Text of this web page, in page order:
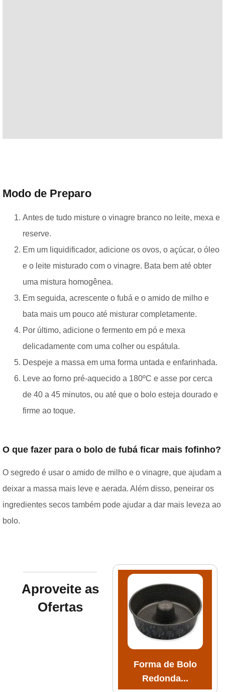
Modo de Preparo
Antes de tudo misture o vinagre branco no leite, mexa e
reserve.
Em um liquidificador, adicione os ovos, o açúcar, o óleo
e o leite misturado com o vinagre. Bata bem até obter
uma mistura homogênea.
Em seguida, acrescente o fubá e o amido de milho e
bata mais um pouco até misturar completamente.
Por último, adicione o fermento em pó e mexa
delicadamente com uma colher ou espátula.
Despeje a massa em uma forma untada e enfarinhada.
Leve ao forno pré-aquecido a 180ºC e asse por cerca
de 40 a 45 minutos, ou até que o bolo esteja dourado e
firme ao toque.
O que fazer para o bolo de fubá ficar mais fofinho?
O segredo é usar o amido de milho e o vinagre, que ajudam a
deixar a massa mais leve e aerada. Além disso, peneirar os
ingredientes secos também pode ajudar a dar mais leveza ao
bolo.
Aproveite as
Ofertas
Forma de Bolo
Redonda...